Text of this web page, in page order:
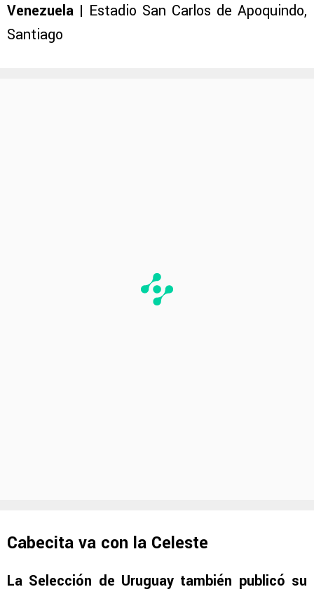
Venezuela | Estadio San Carlos de Apoquindo,
Santiago
Cabecita va con la Celeste
La Selección de Uruguay también publicó su